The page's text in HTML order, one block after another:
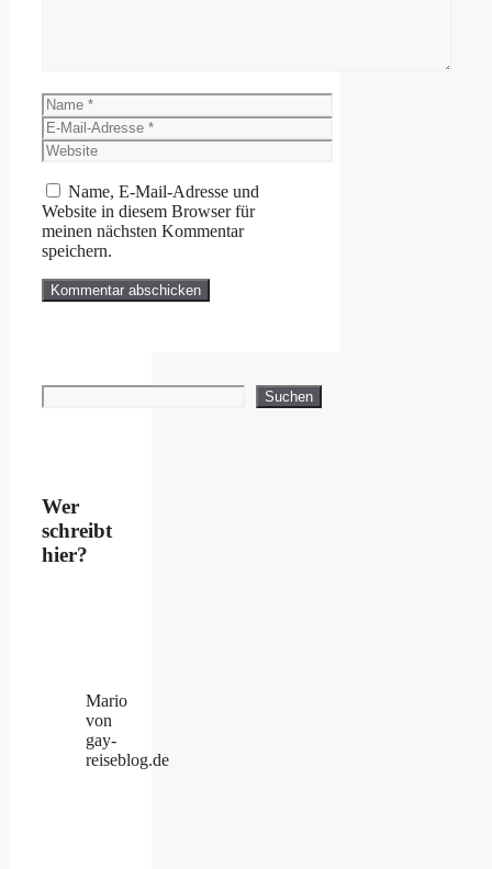
Name
E-
Mail-
Adresse
Website
Name, E-Mail-Adresse und
Website in diesem Browser für
meinen nächsten Kommentar
speichern.
Suchen Suchen
Wer
schreibt
hier?
Mario
von
gay-
reiseblog.de